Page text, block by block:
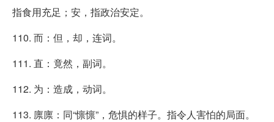
指食用充足；安，指政治安定。
110. 而：但，却，连词。
111. 直：竟然，副词。
112. 为：造成，动词。
113. 廪廪：同“懔懔”，危惧的样子。指令人害怕的局面。